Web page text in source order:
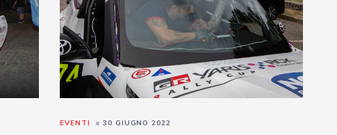
EVENTI 30 GIUGNO 2022